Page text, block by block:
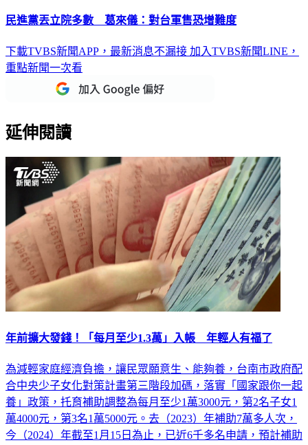
民進黨丟立院多數 葛來儀：對台軍售恐增難度
下載TVBS新聞APP，最新消息不漏接 加入TVBS新聞LINE，
重點新聞一次看
延伸閱讀
年前擴大發錢！「每月至少1.3萬」入帳 年輕人有福了
為減輕家庭經濟負擔，讓民眾願意生、能夠養，台南市政府配
合中央少子女化對策計畫第三階段加碼，落實「國家跟你一起
養」政策，托育補助調整為每月至少1萬3000元，第2名子女1
萬4000元，第3名1萬5000元。去（2023）年補助7萬多人次，
今（2024）年截至1月15日為止，已近6千多名申請，預計補助